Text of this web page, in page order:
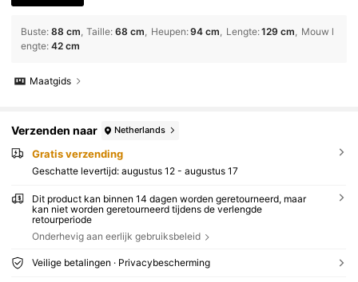
Buste: 88 cm Taille: 68 cm Heupen:94 cm Lengte:129 cm
Mouw l
engte: 42 cm
Maatgids
Verzenden naar Netherlands
Gratis verzending
Geschatte levertijd: augustus 12 - augustus 17
Dit product kan binnen 14 dagen worden geretourneerd, maar
kan niet worden geretourneerd tijdens de verlengde
retourperiode
Onderhevig aan eerlijk gebruiksbeleid
Veilige betalingen · Privacybescherming